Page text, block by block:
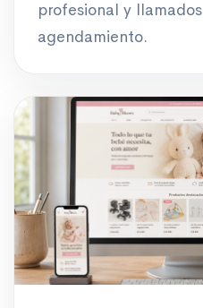
profesional y
agendamiento.